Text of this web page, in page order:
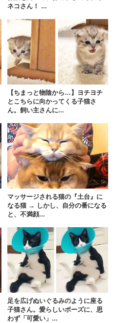
ネコさん！ ...
【ちまっと物陰から…】ヨチヨチ
とこちらに向かってくる子猫さ
ん。飼い主さんに...
マッサージされる猫の『土台』に
なる猫 → しかし、自分の番になる
と、不満顔...
足を広げぬいぐるみのように座る
子猫さん。愛らしいポーズに、思
わず「可愛い」...